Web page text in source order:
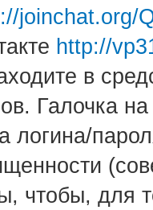
joinchat.org/
http://
в
Галочка
логина/
чтобы, для